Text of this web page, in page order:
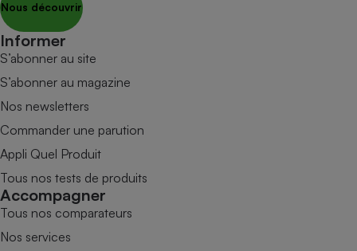
Nous découvrir
Informer
S’abonner au site
S’abonner au magazine
Nos newsletters
Commander une parution
Appli Quel Produit
Tous nos tests de produits
Accompagner
Tous nos comparateurs
Nos services